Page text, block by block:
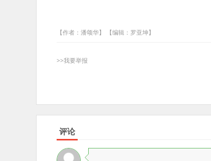
【作者：潘颂华】 【编辑：罗亚坤】
>>我要举报
评论